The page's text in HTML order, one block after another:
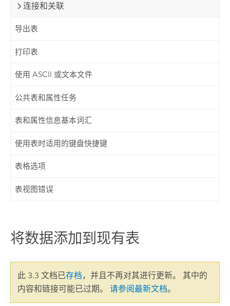
连接和关联
导出表
打印表
使用 ASCII 或文本文件
公共表和属性任务
表和属性信息基本词汇
使用表时适用的键盘快捷键
表格选项
表视图错误
将数据添加到现有表
此 3.3 文档已存档，并且不再对其进行更新。 其中的
内容和链接可能已过期。 请参阅最新文档。